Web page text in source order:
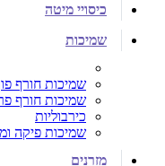
כיסויי מיטה
שמיכות
שמיכות חורף
שמיכות חורף
כירבוליות
שמיכות פיקה
מזרנים